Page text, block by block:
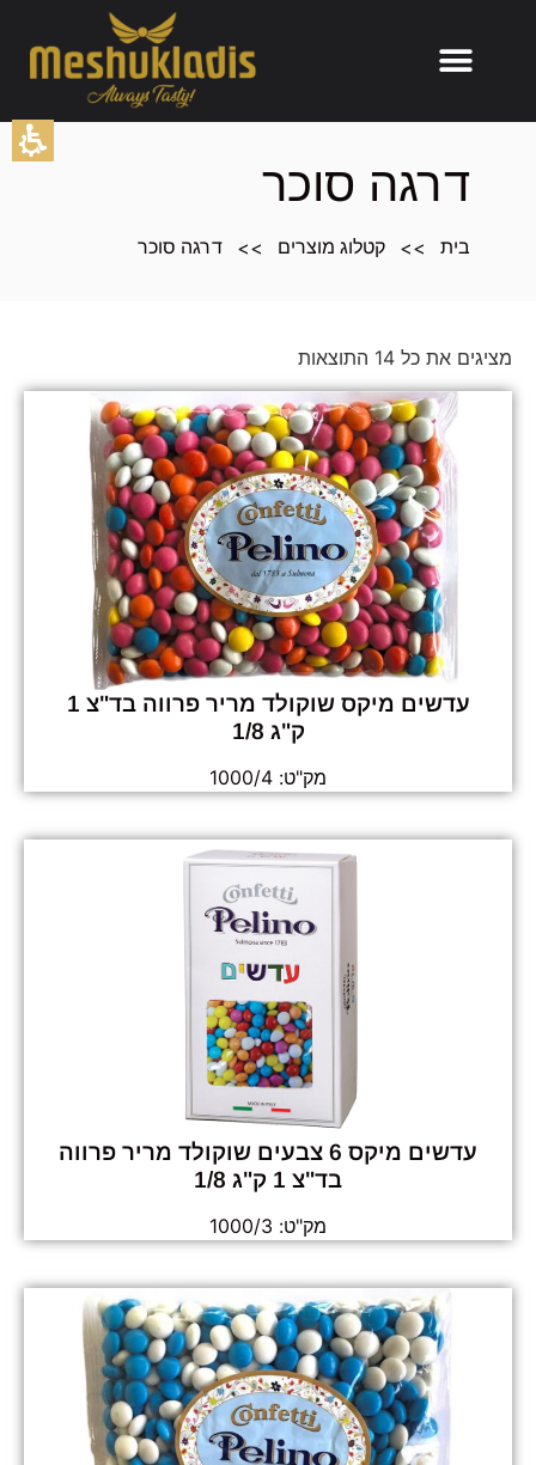
לחץ
דרגה סוכר
בית >> קטלוג מוצרים >> דרגה סוכר
מציגים את כל ⁦14⁩ התוצאות
עדשים מיקס שוקולד מריר פרווה בד"צ 1
ק"ג 1/8
מק"ט: 1000/4
עדשים מיקס 6 צבעים שוקולד מריר פרווה
בד"צ 1 ק"ג 1/8
מק"ט: 1000/3